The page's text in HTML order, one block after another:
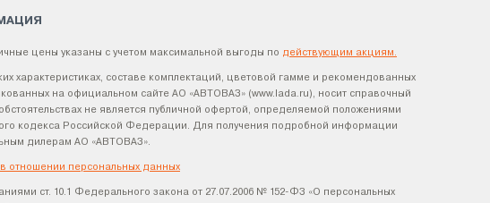
цены указаны с учетом максимальной выгоды по действующим акциям.
характеристиках, составе комплектаций, цветовой гамме и рекомендованных
на официальном сайте АО «АВТОВАЗ» (www.lada.ru), носит справочный
не является публичной офертой, определяемой положениями
кодекса Российской Федерации. Для получения подробной информации
дилерам АО «АВТОВАЗ».
отношении персональных данных
ст. 10.1 Федерального закона от 27.07.2006 № 152-ФЗ «О персональных